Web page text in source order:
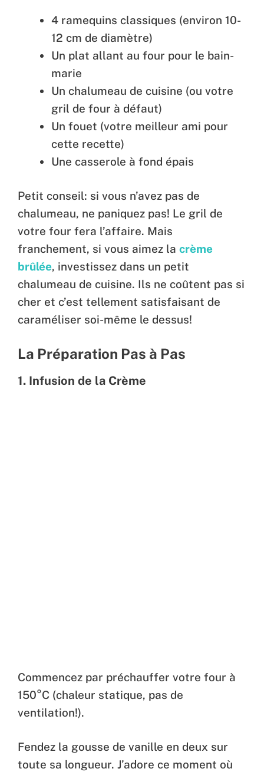
4 ramequins classiques (environ 10-
12 cm de diamètre)
Un plat allant au four pour le bain-
marie
Un chalumeau de cuisine (ou votre
gril de four à défaut)
Un fouet (votre meilleur ami pour
cette recette)
Une casserole à fond épais
Petit conseil: si vous n’avez pas de
chalumeau, ne paniquez pas! Le gril de
votre four fera l’affaire. Mais
franchement, si vous aimez la crème
brûlée, investissez dans un petit
chalumeau de cuisine. Ils ne coûtent pas si
cher et c’est tellement satisfaisant de
caraméliser soi-même le dessus!
La Préparation Pas à Pas
1. Infusion de la Crème
Commencez par préchauffer votre four à
150°C (chaleur statique, pas de
ventilation!).
Fendez la gousse de vanille en deux sur
toute sa longueur. J’adore ce moment où